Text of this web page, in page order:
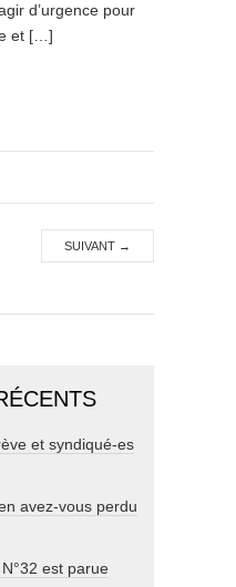
d’urgence pour
et […]
SUIVANT →
et syndiqué-es
avez-vous perdu
est parue